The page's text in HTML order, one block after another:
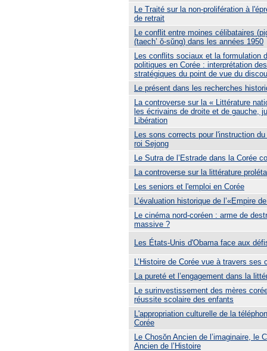
Le Traité sur la non-prolifération à
de retrait
Le conflit entre moines célibataires
(taech’ ŏ-sŭng) dans les années 1950
Les conflits sociaux et la formulation
politiques en Corée : interprétation
stratégiques du point de vue du
Le présent dans les recherches
La controverse sur la « Littérature
les écrivains de droite et de gauche,
Libération
Les sons corrects pour l'instruction
roi Sejong
Le Sutra de l’Estrade dans la Corée
La controverse sur la littérature
Les seniors et l'emploi en Corée
L’évaluation historique de l’«Empire
Le cinéma nord-coréen : arme de
massive ?
Les États-Unis d'Obama face aux
L’Histoire de Corée vue à travers ses
La pureté et l’engagement dans la
Le surinvestissement des mères
réussite scolaire des enfants
L'appropriation culturelle de la
Corée
Le Chosŏn Ancien de l’imaginaire, le
Ancien de l’Histoire